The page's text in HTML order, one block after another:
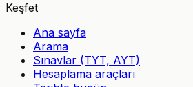
Keşfet
Ana sayfa
Arama
Sınavlar (TYT, AYT)
Hesaplama araçları